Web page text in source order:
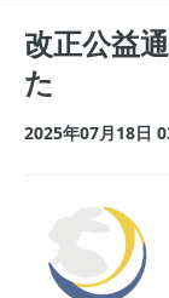
改正公益
た
2025年07月18日